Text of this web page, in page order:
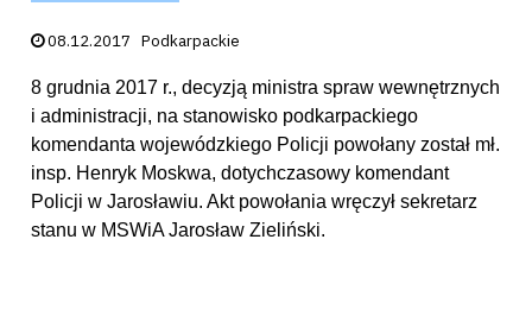
Data publikacji:
08.12.2017 Podkarpackie
8 grudnia 2017 r., decyzją ministra spraw wewnętrznych
i administracji, na stanowisko podkarpackiego
komendanta wojewódzkiego Policji powołany został mł.
insp. Henryk Moskwa, dotychczasowy komendant
Policji w Jarosławiu. Akt powołania wręczył sekretarz
stanu w MSWiA Jarosław Zieliński.